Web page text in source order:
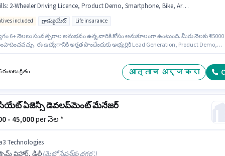
: 2-Wheeler Driving Licence, Product Demo, Smartphone, Bike, Area Knowledge, Bank Account, PAN Card, Lead Generation, Aadhar Card, Wiring
included గ్రాడ్యుయేట్ Life insurance
6+ నెలలు సంవత్సరాల అనుభవం ఉన్న వారికి కోసం అనుకూలంగా ఉంటుంది. మీరు నెలకు ₹45000
ఈ ఉద్యోగానికి అర్హత పొందేందుకు అభ్యర్థికి Lead Generation, Product Demo,
లో ఉంది. ఈ ఉద్యోగంలో అదనపు ప్రయోజనాలు Insurance, PF, Medical Benefits
గంటలు క్రితం आत्ताच अर्ज करा
ఏజెన్సీ డెవలప్‌మెంట్ మేనేజర్
- 45,000per నెల *
Technologies
విహార్, ఢిల్లీ(మెట్రో స్టేషన్‌కు దగ్గర',)